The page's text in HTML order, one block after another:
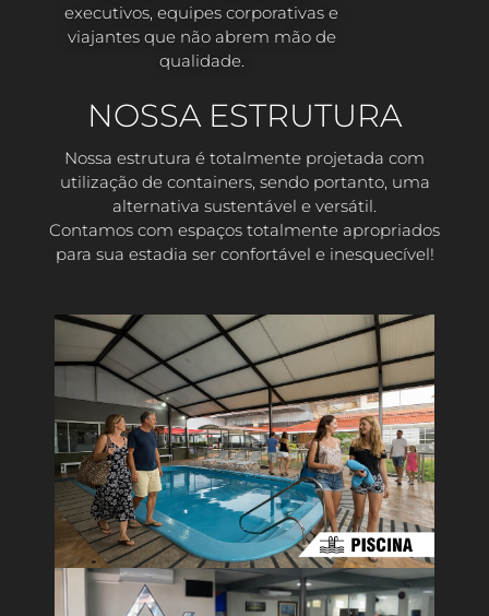
executivos, equipes corporativas e
viajantes que não abrem mão de
qualidade.
NOSSA ESTRUTURA
Nossa estrutura é totalmente projetada com
utilização de containers, sendo portanto, uma
alternativa sustentável e versátil.
Contamos com espaços totalmente apropriados
para sua estadia ser confortável e inesquecível!